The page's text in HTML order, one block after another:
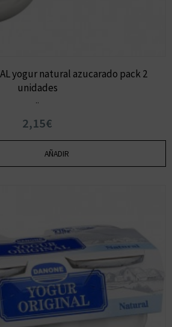
yogur natural azucarado pack 2
unidades
..
2,15€
AÑADIR